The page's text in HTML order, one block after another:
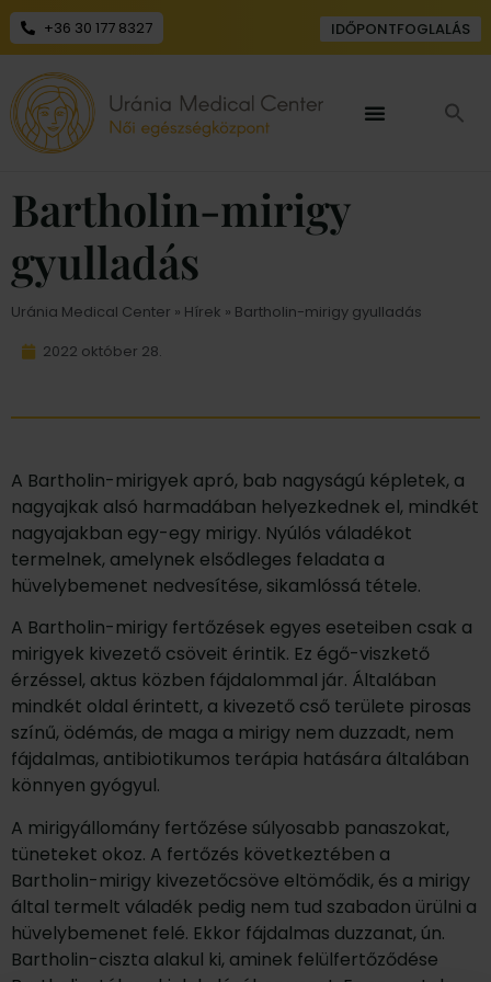
+36 30 177 8327 IDŐPONTFOGLALÁS
Bartholin-mirigy
gyulladás
Uránia Medical Center » Hírek » Bartholin-mirigy gyulladás
2022 október 28.
A Bartholin-mirigyek apró, bab nagyságú képletek, a
nagyajkak alsó harmadában helyezkednek el, mindkét
nagyajakban egy-egy mirigy. Nyúlós váladékot
termelnek, amelynek elsődleges feladata a
hüvelybemenet nedvesítése, sikamlóssá tétele.
A Bartholin-mirigy fertőzések egyes eseteiben csak a
mirigyek kivezető csöveit érintik. Ez égő-viszkető
érzéssel, aktus közben fájdalommal jár. Általában
mindkét oldal érintett, a kivezető cső területe pirosas
színű, ödémás, de maga a mirigy nem duzzadt, nem
fájdalmas, antibiotikumos terápia hatására általában
könnyen gyógyul.
A mirigyállomány fertőzése súlyosabb panaszokat,
tüneteket okoz. A fertőzés következtében a
Bartholin-mirigy kivezetőcsöve eltömődik, és a mirigy
által termelt váladék pedig nem tud szabadon ürülni a
hüvelybemenet felé. Ekkor fájdalmas duzzanat, ún.
Bartholin-ciszta alakul ki, aminek felülfertőződése